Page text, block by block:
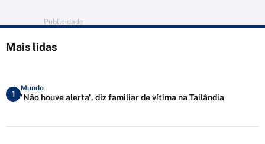
Publicidade
Mais lidas
1
Mundo
'Não houve alerta', diz familiar de vítima na Tailândia